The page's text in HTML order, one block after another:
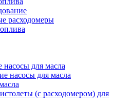
расходомеры
насосы для масла
насосы для масла
(с расходомером) для